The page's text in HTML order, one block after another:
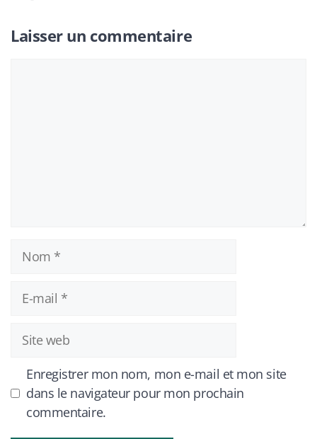
Laisser un commentaire
Nom
mail
Site
web
Enregistrer mon nom, mon e-mail et mon site
dans le navigateur pour mon prochain
commentaire.